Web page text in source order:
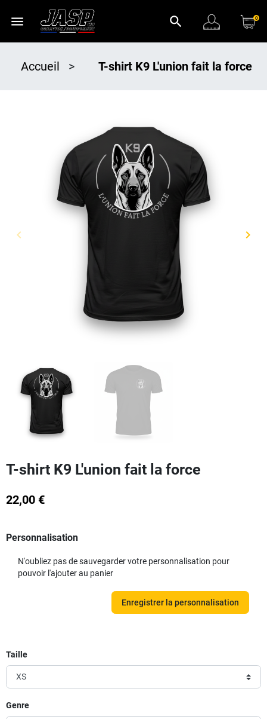
menu search 0
Accueil > T-shirt K9 L'union fait la force
Précédent
keyboard_arrow_left keyboard_arrow_right
T-shirt K9 L'union fait la force
22,00 €
Personnalisation
N'oubliez pas de sauvegarder votre personnalisation pour
pouvoir l'ajouter au panier
Enregistrer la personnalisation
Taille
Genre